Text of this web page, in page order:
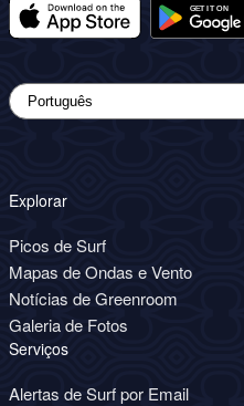
Explorar
Picos de Surf
Mapas de Ondas e Vento
Notícias de Greenroom
Galeria de Fotos
Serviços
Alertas de Surf por Email